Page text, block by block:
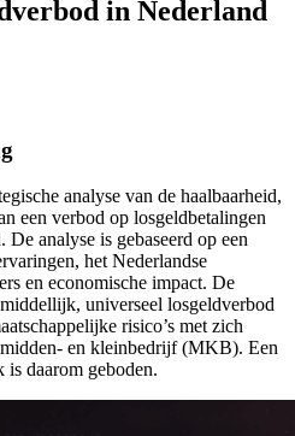
in Nederland
analyse van de haalbaarheid,
een verbod op losgeldbetalingen
analyse is gebaseerd op een
het Nederlandse
en economische impact. De
universeel losgeldverbod
risico’s met zich
en kleinbedrijf (MKB). Een
is daarom geboden.